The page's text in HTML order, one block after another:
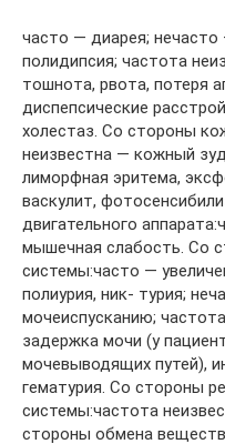
часто — диарея;
полидипсия; частота
тошнота, рвота, потеря
диспепсические
холестаз. Со стороны
неизвестна — кожный
лиморфная эритема,
васкулит,
двигательного
мышечная слабость. Со
системы:часто —
полиурия, ник- турия;
мочеиспусканию;
задержка мочи (у
мочевыводящих путей),
гематурия. Со стороны
системы:частота
стороны обмена